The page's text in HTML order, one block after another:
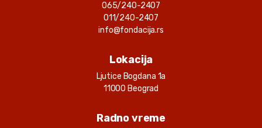
065/240-2407
011/240-2407
info@fondacija.rs
Lokacija
Ljutice Bogdana 1a
11000 Beograd
Radno vreme